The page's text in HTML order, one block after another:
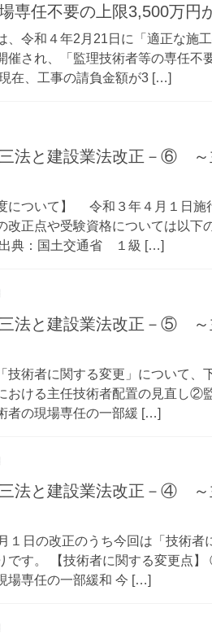
専任不要の上限3,500万円
、令和４年2月21日に「適正な施
催され、「監理技術者等の専任
在、工事の請負金額が3 […]
法と建設業法改正－⑥ ～
について】 令和３年４月１日施
改正点や受験資格については以
典：国土交通省 １級 […]
法と建設業法改正－⑤ ～
技術者に関する変更」について
おける主任技術者配置の見直し②
者の現場専任の一部緩 […]
法と建設業法改正－④ ～
１日の改正のうち今回は「技術者
です。 【技術者に関する変更点
場専任の一部緩和 今 […]